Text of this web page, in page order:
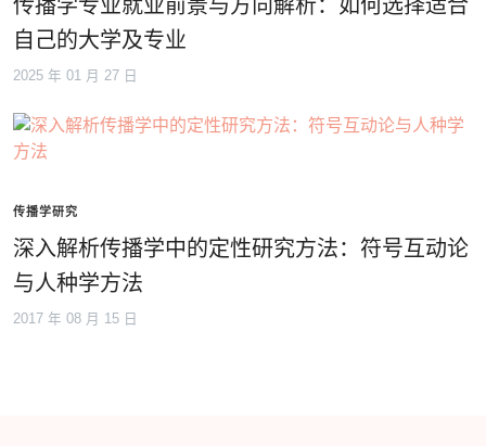
传播学专业就业前景与方向解析：如何选择适合
自己的大学及专业
2025 年 01 月 27 日
传播学研究
深入解析传播学中的定性研究方法：符号互动论
与人种学方法
2017 年 08 月 15 日